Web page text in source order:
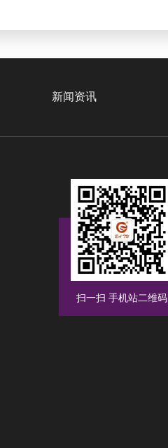
新闻资讯
扫一扫 手机站二维码